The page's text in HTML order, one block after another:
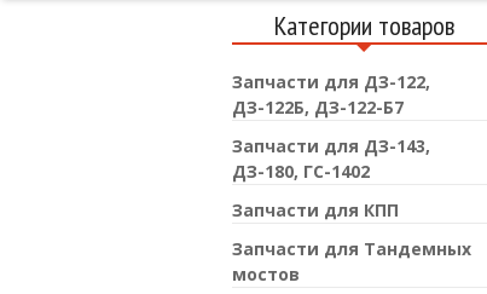
Категории товаров
Запчасти для ДЗ-122,
ДЗ-122Б, ДЗ-122-Б7
Запчасти для ДЗ-143,
ДЗ-180, ГС-1402
Запчасти для КПП
Запчасти для Тандемных
мостов